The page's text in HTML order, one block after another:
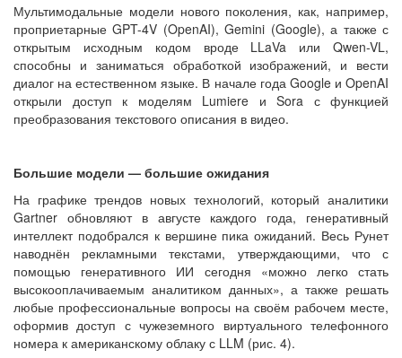
Мультимодальные модели нового поколения, как, например,
проприетарные GPT-4V (OpenAI), Gemini (Google), а также с
открытым исходным кодом вроде LLaVa или Qwen-VL,
способны и заниматься обработкой изображений, и вести
диалог на естественном языке. В начале года Google и OpenAI
открыли доступ к моделям Lumiere и Sora с функцией
преобразования текстового описания в видео.
Большие модели — большие ожидания
На графике трендов новых технологий, который аналитики
Gartner обновляют в августе каждого года, генеративный
интеллект подобрался к вершине пика ожиданий. Весь Рунет
наводнён рекламными текстами, утверждающими, что с
помощью генеративного ИИ сегодня «можно легко стать
высокооплачиваемым аналитиком данных», а также решать
любые профессиональные вопросы на своём рабочем месте,
оформив доступ с чужеземного виртуального телефонного
номера к американскому облаку с LLM (рис. 4).